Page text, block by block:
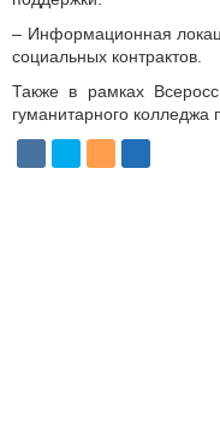
– Информационная
социальных контрактов.
Также в рамках
гуманитарного